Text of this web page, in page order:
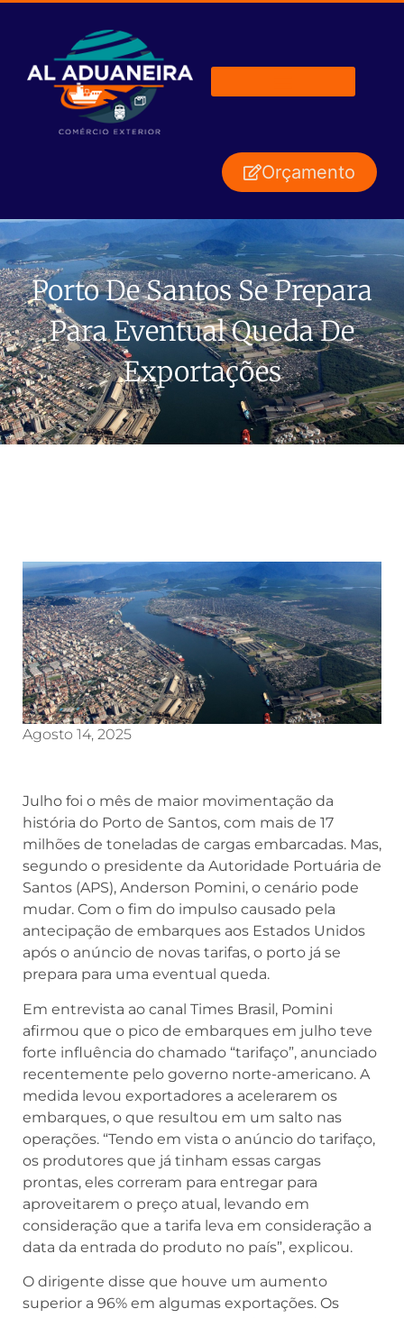
Orçamento
Porto De Santos Se Prepara
Para Eventual Queda De
Exportações
Agosto 14, 2025
Julho foi o mês de maior movimentação da
história do Porto de Santos, com mais de 17
milhões de toneladas de cargas embarcadas. Mas,
segundo o presidente da Autoridade Portuária de
Santos (APS), Anderson Pomini, o cenário pode
mudar. Com o fim do impulso causado pela
antecipação de embarques aos Estados Unidos
após o anúncio de novas tarifas, o porto já se
prepara para uma eventual queda.
Em entrevista ao canal Times Brasil, Pomini
afirmou que o pico de embarques em julho teve
forte influência do chamado “tarifaço”, anunciado
recentemente pelo governo norte-americano. A
medida levou exportadores a acelerarem os
embarques, o que resultou em um salto nas
operações. “Tendo em vista o anúncio do tarifaço,
os produtores que já tinham essas cargas
prontas, eles correram para entregar para
aproveitarem o preço atual, levando em
consideração que a tarifa leva em consideração a
data da entrada do produto no país”, explicou.
O dirigente disse que houve um aumento
superior a 96% em algumas exportações. Os